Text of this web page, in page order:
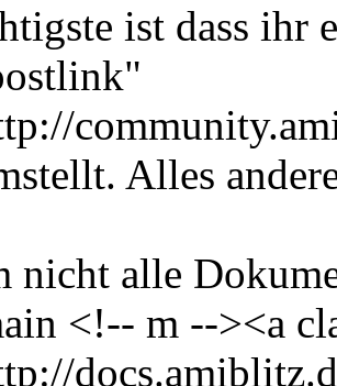
ist dass ihr
Alles
nicht alle
<!-- m --><a